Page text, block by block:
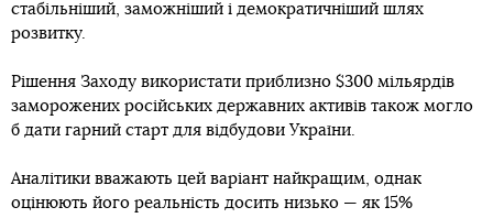
стабільніший, заможніший і демократичніший шлях
розвитку.
Рішення Заходу використати приблизно $300 мільярдів
заморожених російських державних активів також могло
б дати гарний старт для відбудови України.
Аналітики вважають цей варіант найкращим, однак
оцінюють його реальність досить низько — як 15%